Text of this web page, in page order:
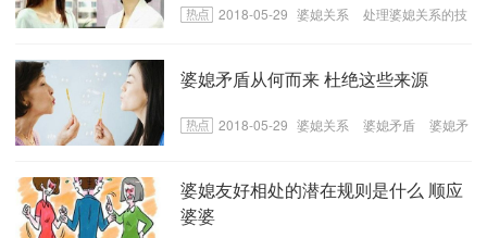
2018-05-29 婆媳关系
处理婆媳关系的技
婆媳矛盾从何而来 杜绝这些来源
2018-05-29 婆媳关系 婆媳矛盾
婆媳矛
婆媳友好相处的潜在规则是什么 顺应
婆婆